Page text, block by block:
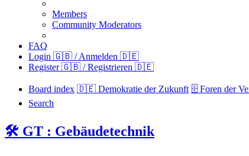
Members
Community Moderators
FAQ
Login 🇬🇧 / Anmelden 🇩🇪
Register 🇬🇧 / Registrieren 🇩🇪
Board index 🇩🇪 Demokratie der Zukunft 🗄️ Foren der
Search
🛠️ GT : Gebäudetechnik